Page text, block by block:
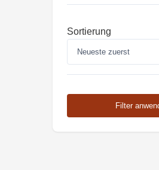
Sortierung
Filter